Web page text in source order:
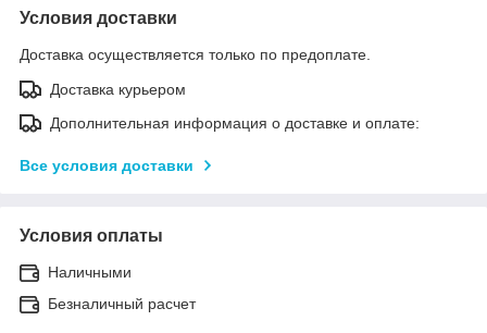
Условия доставки
Доставка осуществляется только по предоплате.
Доставка курьером
Дополнительная информация о доставке и оплате:
Все условия доставки
Условия оплаты
Наличными
Безналичный расчет